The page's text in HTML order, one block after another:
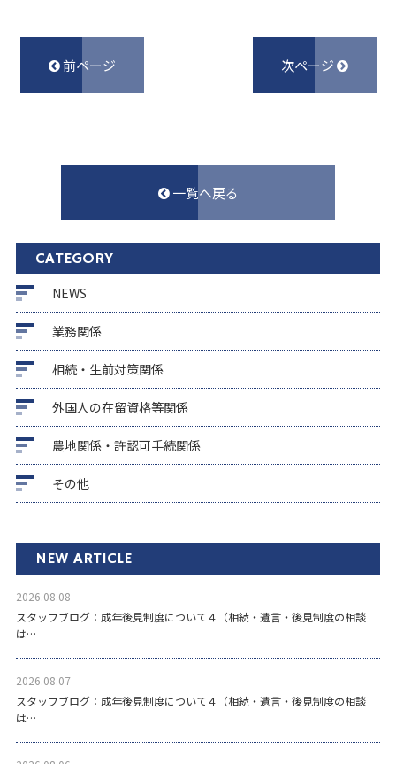
前ページ 次ページ
一覧へ戻る
CATEGORY
NEWS
業務関係
相続・生前対策関係
外国人の在留資格等関係
農地関係・許認可手続関係
その他
NEW ARTICLE
2026.08.08
スタッフブログ：成年後見制度について４（相続・遺言・後見制度の相談
は…
2026.08.07
スタッフブログ：成年後見制度について４（相続・遺言・後見制度の相談
は…